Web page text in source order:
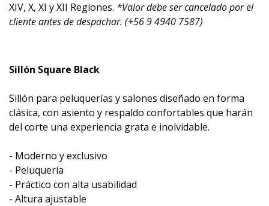
XIV, X, XI y XII Regiones. *Valor debe ser cancelado por el
cliente antes de despachar. (+56 9 4940 7587)
Sillón Square Black
Sillón para peluquerías y salones diseñado en forma
clásica, con asiento y respaldo confortables que harán
del corte una experiencia grata e inolvidable.
- Moderno y exclusivo
- Peluquería
- Práctico con alta usabilidad
- Altura ajustable